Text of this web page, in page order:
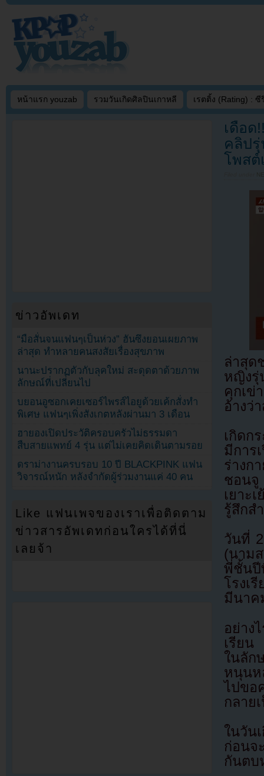
หน้าแรก youzab รวมวันเกิดศิลปินเกาหลี เรตติ้ง (Rating) : ซี
เดือ
คลิป
โพสต์
ล่าสุด
หญิงรุ่
คุกเข่
อ้างว่
เกิดก
มีการ
ร่างก
ชอนจู
เยาะ
รู้สึกส
วันที่
(นาม
พี่ชั้น
โรงเ
มีนาค
อย่าง
เรียน
ในลัก
หนุนห
ไปขอ
กลาย
ในวัน
ก่อนจ
กันตบ
ข่าวอัพเดท
“มือสั่นจนแฟนๆเป็นห่วง” ฮันซึงยอนเผยภาพ
ล่าสุด ทำหลายคนสงสัยเรื่องสุขภาพ
นานะปรากฏตัวกับลุคใหม่ สะดุดตาด้วยภาพ
ลักษณ์ที่เปลี่ยนไป
บยอนอูซอกเคยเซอร์ไพรส์ไอยูด้วยเค้กสั่งทำ
พิเศษ แฟนๆเพิ่งสังเกตหลังผ่านมา 3 เดือน
ฮายองเปิดประวัติครอบครัวไม่ธรรมดา
สืบสายแพทย์ 4 รุ่น แต่ไม่เคยคิดเดินตามรอย
ดราม่างานครบรอบ 10 ปี BLACKPINK แฟน
วิจารณ์หนัก หลังจำกัดผู้ร่วมงานแค่ 40 คน
Like แฟนเพจของเราเพื่อติดตาม
ข่าวสารอัพเดทก่อนใครได้ที่นี่
เลยจ้า